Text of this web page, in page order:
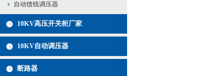
自动馈线调压器
10KV高压开关柜厂家
10KV自动调压器
断路器